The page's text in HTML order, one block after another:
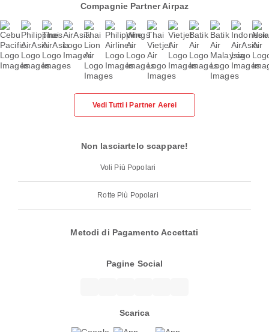
Compagnie Partner Airpaz
Vedi Tutti i Partner Aerei
Non lasciartelo scappare!
Voli Più Popolari
Rotte Più Popolari
Metodi di Pagamento Accettati
Pagine Social
Scarica